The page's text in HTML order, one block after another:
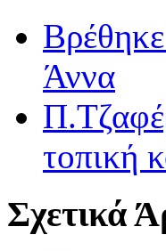
Άννα
τοπική
Σχετικά